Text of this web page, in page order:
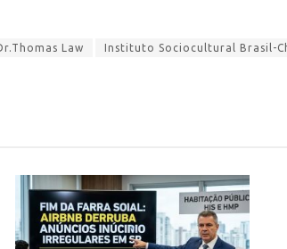
Law Instituto Sociocultural Brasil-